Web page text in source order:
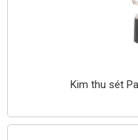
Kim thu sét